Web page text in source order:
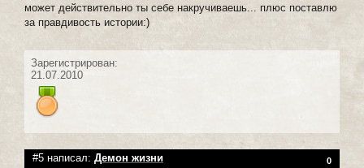
может действительно ты себе накручиваешь... плюс поставлю
за правдивость истории:)
Зарегистрирован:
21.07.2010
#5 написал: Демон жизни 0